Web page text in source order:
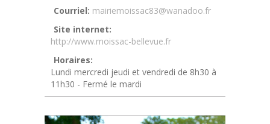
Courriel: mairiemoissac83@wanadoo.fr
Site internet:
http://www.moissac-bellevue.fr
Horaires:
Lundi mercredi jeudi et vendredi de 8h30 à
11h30 - Fermé le mardi